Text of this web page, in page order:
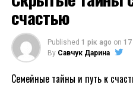
счастью
Published 1 рік ago on 17
By Савчук Дарина
Семейные тайны и путь к